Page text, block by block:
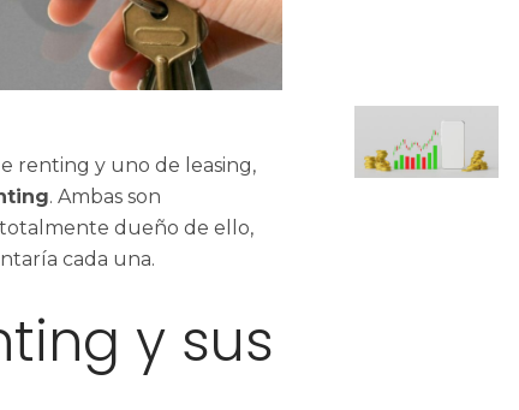
renting y uno de leasing,
. Ambas son
dueño de ello,
cada una.
y sus